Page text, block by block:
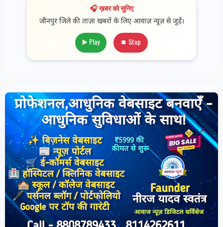
🎧 ख़बर को सुनिए
जौनपुर जिले की ताज़ा खबरों के लिए आवाज़ न्यूज़ से जुड़ें।
▶️ Play ⏹ Stop